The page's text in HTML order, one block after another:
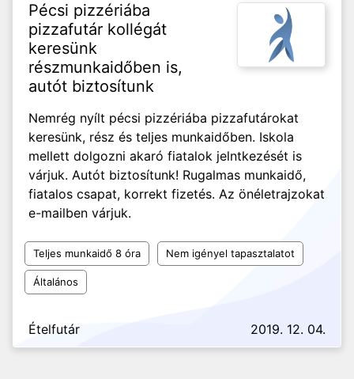
Pécsi pizzériába
pizzafutár kollégát
keresünk
részmunkaidőben is,
autót biztosítunk
Nemrég nyílt pécsi pizzériába pizzafutárokat
keresünk, rész és teljes munkaidőben. Iskola
mellett dolgozni akaró fiatalok jelntkezését is
várjuk. Autót biztosítunk! Rugalmas munkaidő,
fiatalos csapat, korrekt fizetés. Az önéletrajzokat
e-mailben várjuk.
Teljes munkaidő 8 óra Nem igényel tapasztalatot
Általános
Ételfutár 2019. 12. 04.